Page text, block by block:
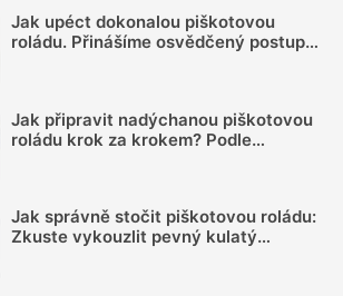
Jak upéct dokonalou piškotovou
roládu. Přinášíme osvědčený postup a
Jak připravit nadýchanou piškotovou
roládu krok za krokem? Podle
Jak správně stočit piškotovou roládu:
Zkuste vykouzlit pevný kulatý